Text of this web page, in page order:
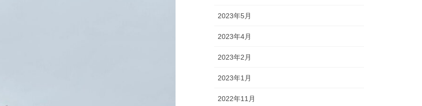
2023年5月
2023年4月
2023年2月
2023年1月
2022年11月